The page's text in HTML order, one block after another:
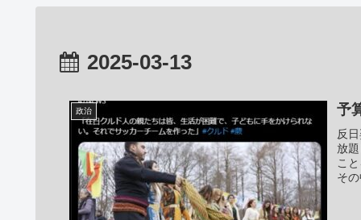
2025-03-13
政治 予
反
放
こ
そ